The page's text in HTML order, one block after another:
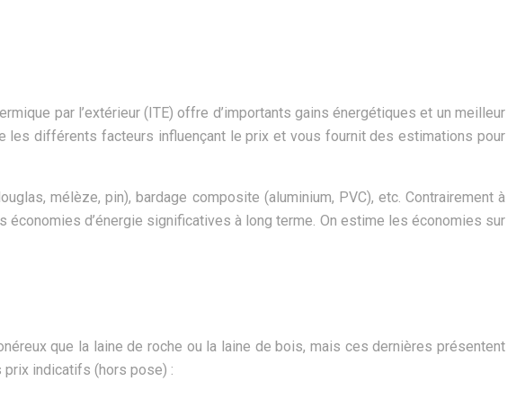
par l’extérieur (ITE) offre d’importants gains énergétiques et un meilleur
les différents facteurs influençant le prix et vous fournit des estimations pour
mélèze, pin), bardage composite (aluminium, PVC), etc. Contrairement à
économies d’énergie significatives à long terme. On estime les économies sur
que la laine de roche ou la laine de bois, mais ces dernières présentent
prix indicatifs (hors pose) :